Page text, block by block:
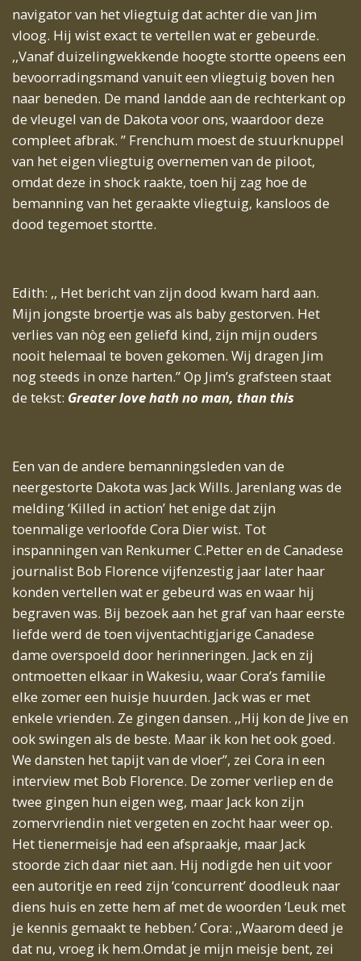
navigator van het vliegtuig dat achter die van Jim
vloog. Hij wist exact te vertellen wat er gebeurde.
,,Vanaf duizelingwekkende hoogte stortte opeens een
bevoorradingsmand vanuit een vliegtuig boven hen
naar beneden. De mand landde aan de rechterkant op
de vleugel van de Dakota voor ons, waardoor deze
compleet afbrak. ” Frenchum moest de stuurknuppel
van het eigen vliegtuig overnemen van de piloot,
omdat deze in shock raakte, toen hij zag hoe de
bemanning van het geraakte vliegtuig, kansloos de
dood tegemoet stortte.
Edith: ,, Het bericht van zijn dood kwam hard aan.
Mijn jongste broertje was als baby gestorven. Het
verlies van nòg een geliefd kind, zijn mijn ouders
nooit helemaal te boven gekomen. Wij dragen Jim
nog steeds in onze harten.” Op Jim’s grafsteen staat
de tekst: Greater love hath no man, than this
Een van de andere bemanningsleden van de
neergestorte Dakota was Jack Wills. Jarenlang was de
melding ‘Killed in action’ het enige dat zijn
toenmalige verloofde Cora Dier wist. Tot
inspanningen van Renkumer C.Petter en de Canadese
journalist Bob Florence vijfenzestig jaar later haar
konden vertellen wat er gebeurd was en waar hij
begraven was. Bij bezoek aan het graf van haar eerste
liefde werd de toen vijventachtigjarige Canadese
dame overspoeld door herinneringen. Jack en zij
ontmoetten elkaar in Wakesiu, waar Cora’s familie
elke zomer een huisje huurden. Jack was er met
enkele vrienden. Ze gingen dansen. ,,Hij kon de Jive en
ook swingen als de beste. Maar ik kon het ook goed.
We dansten het tapijt van de vloer”, zei Cora in een
interview met Bob Florence. De zomer verliep en de
twee gingen hun eigen weg, maar Jack kon zijn
zomervriendin niet vergeten en zocht haar weer op.
Het tienermeisje had een afspraakje, maar Jack
stoorde zich daar niet aan. Hij nodigde hen uit voor
een autoritje en reed zijn ‘concurrent’ doodleuk naar
diens huis en zette hem af met de woorden ‘Leuk met
je kennis gemaakt te hebben.’ Cora: ,,Waarom deed je
dat nu, vroeg ik hem.Omdat je mijn meisje bent, zei